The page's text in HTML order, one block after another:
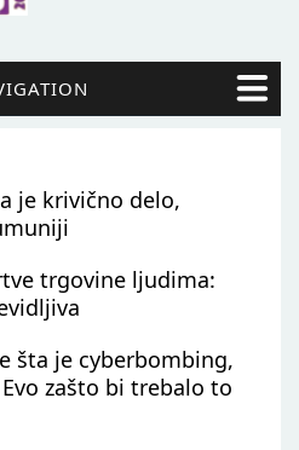
je krivično delo,
trgovine ljudima:
šta je cyberbombing,
zašto bi trebalo to